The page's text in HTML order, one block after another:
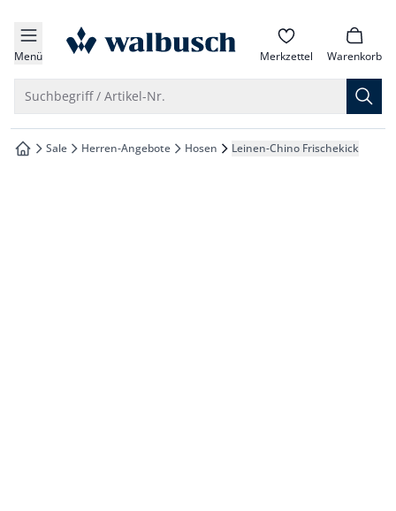
springen
springen
springen
springen
Menü zur Startseite Merkzettel Warenkorb
Suchbegriff / Artikel-Nr.
zur Startseite
Sale Herren-Angebote Hosen Leinen-Chino Frischekick